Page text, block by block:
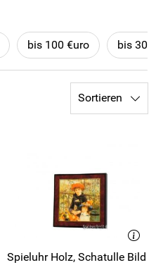
bis 100 €uro bis
Sortieren
Spieluhr Holz, Schatulle Bild